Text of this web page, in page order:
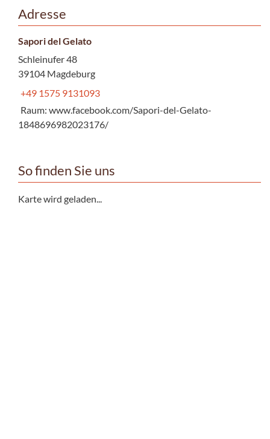
Adresse
Sapori del Gelato
Schleinufer 48
39104 Magdeburg
+49 1575 9131093
Raum: www.facebook.com/Sapori-del-Gelato-
1848696982023176/
So finden Sie uns
Karte wird geladen...